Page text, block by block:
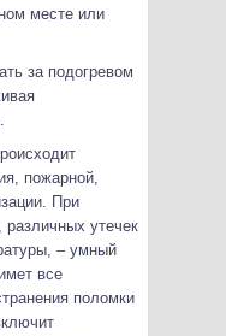
месте или
за подогревом
пожарной,
При
утечек
– умный
все
поломки